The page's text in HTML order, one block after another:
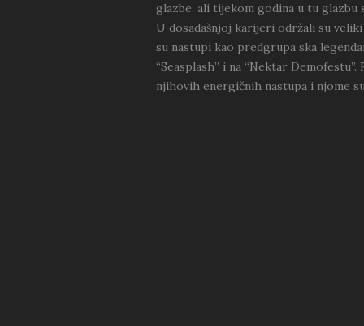
glazbe, ali tijekom godina u tu glazbu
U dosadašnjoj karijeri održali su
su nastupi kao predgrupa ska
“Seasplash” i na “Nektar
njihovih energičnih nastupa i njome